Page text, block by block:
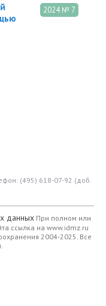
2024 № 7
(495) 618-07-92 (доб.
данныхПри полном или
ссылка на www.idmz.ru
2004-2025. Все